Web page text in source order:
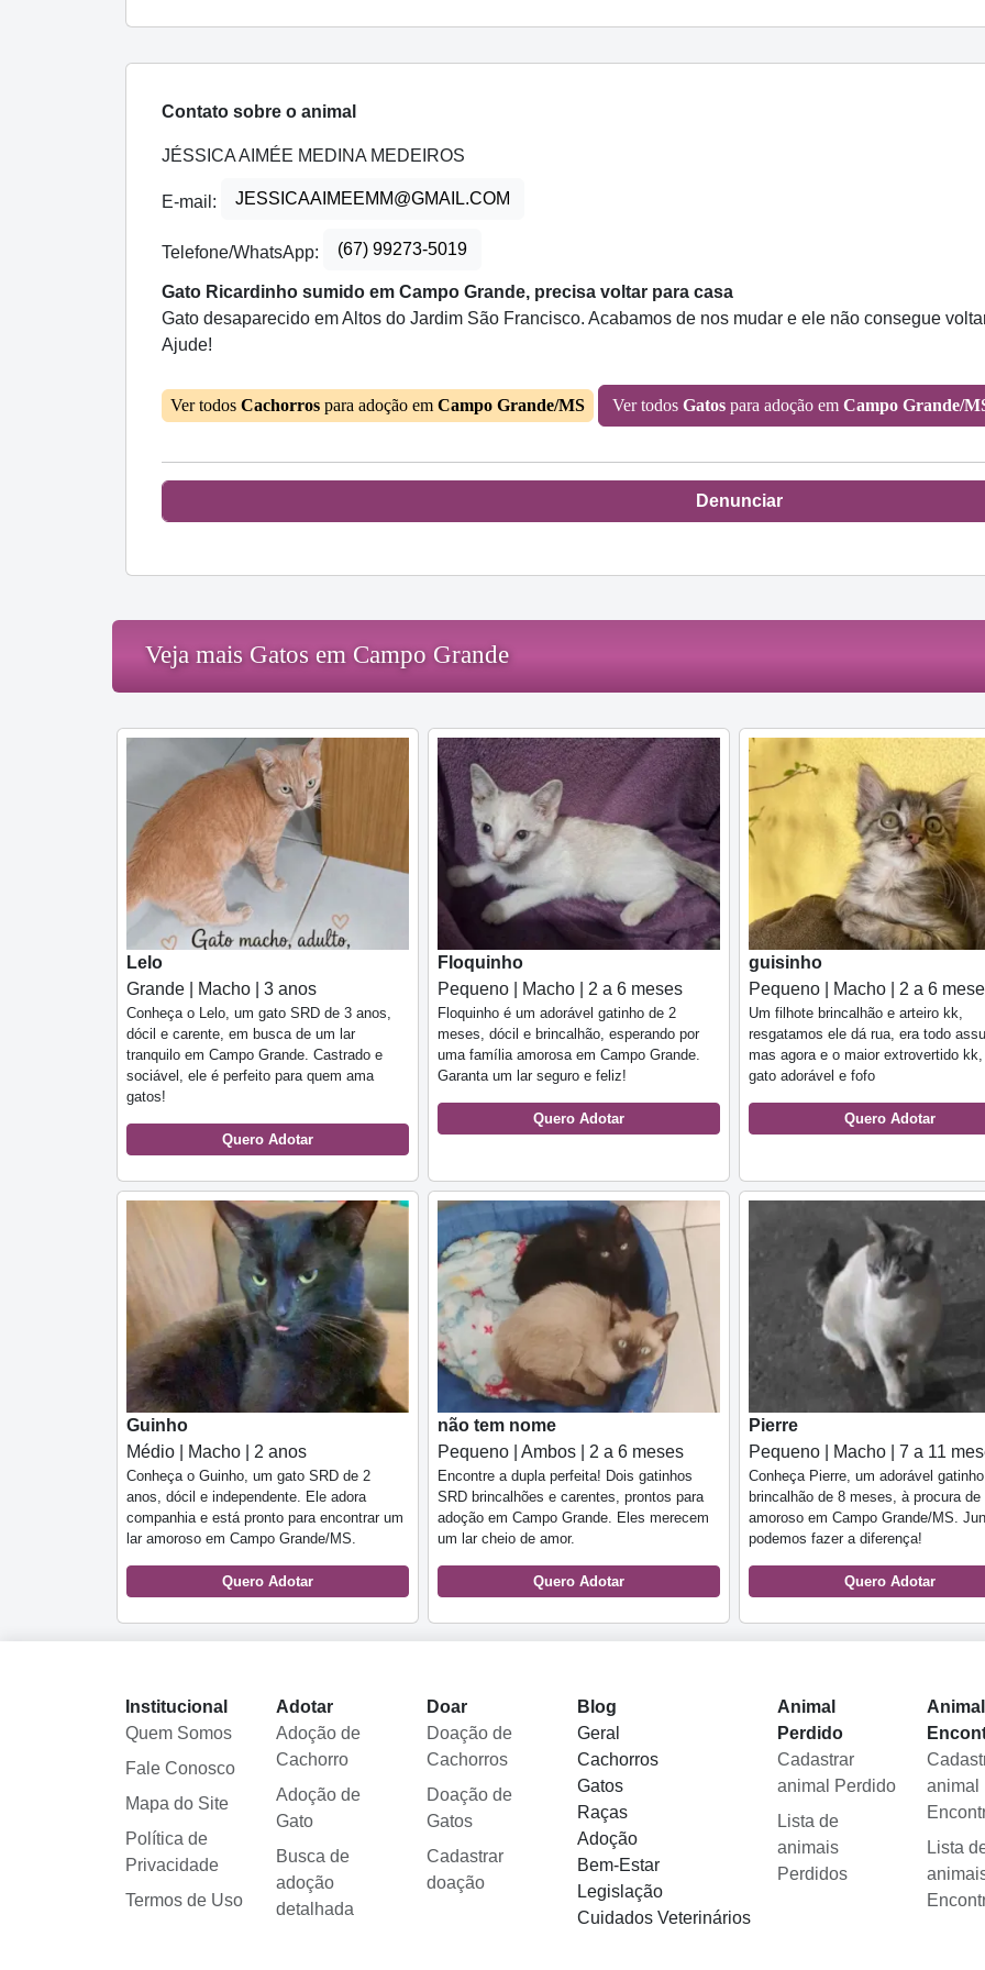
Contato sobre o animal
JÉSSICA AIMÉE MEDINA MEDEIROS
E-mail: JESSICAAIMEEMM@GMAIL.COM
Telefone/WhatsApp: (67) 99273-5019
Gato Ricardinho sumido em Campo Grande, precisa voltar para casa
Gato desaparecido em Altos do Jardim São Francisco. Acabamos de nos mudar e ele não consegue
Ajude!
Ver todos Cachorros para adoção em Campo Grande/MS Ver todos Gatos para adoção em Campo Grande/
Denunciar
Veja mais Gatos em Campo Grande
Lelo
Grande | Macho | 3 anos
Conheça o Lelo, um gato SRD de 3 anos,
dócil e carente, em busca de um lar
tranquilo em Campo Grande. Castrado e
sociável, ele é perfeito para quem ama
gatos!
Quero Adotar
Floquinho
Pequeno | Macho | 2 a 6 meses
Floquinho é um adorável gatinho de 2
meses, dócil e brincalhão, esperando por
uma família amorosa em Campo Grande.
Garanta um lar seguro e feliz!
Quero Adotar
guisinho
Pequeno | Macho | 2 a 6
Um filhote brincalhão e arteiro kk,
resgatamos ele dá rua, era todo
mas agora e o maior extrovertido
gato adorável e fofo
Quero Adotar
Guinho
Médio | Macho | 2 anos
Conheça o Guinho, um gato SRD de 2
anos, dócil e independente. Ele adora
companhia e está pronto para encontrar um
lar amoroso em Campo Grande/MS.
Quero Adotar
não tem nome
Pequeno | Ambos | 2 a 6 meses
Encontre a dupla perfeita! Dois gatinhos
SRD brincalhões e carentes, prontos para
adoção em Campo Grande. Eles merecem
um lar cheio de amor.
Quero Adotar
Pierre
Pequeno | Macho | 7 a 11
Conheça Pierre, um adorável
brincalhão de 8 meses, à procura de
amoroso em Campo Grande/MS.
podemos fazer a diferença!
Quero Adotar
Institucional
Quem Somos
Fale Conosco
Mapa do Site
Política de
Privacidade
Termos de Uso
Adotar
Adoção de
Cachorro
Adoção de
Gato
Busca de
adoção
detalhada
Doar
Doação de
Cachorros
Doação de
Gatos
Cadastrar
doação
Blog
Geral
Cachorros
Gatos
Raças
Adoção
Bem-Estar
Legislação
Cuidados Veterinários
Animal
Perdido
Cadastrar
animal Perdido
Lista de
animais
Perdidos
Animal
animal
Lista